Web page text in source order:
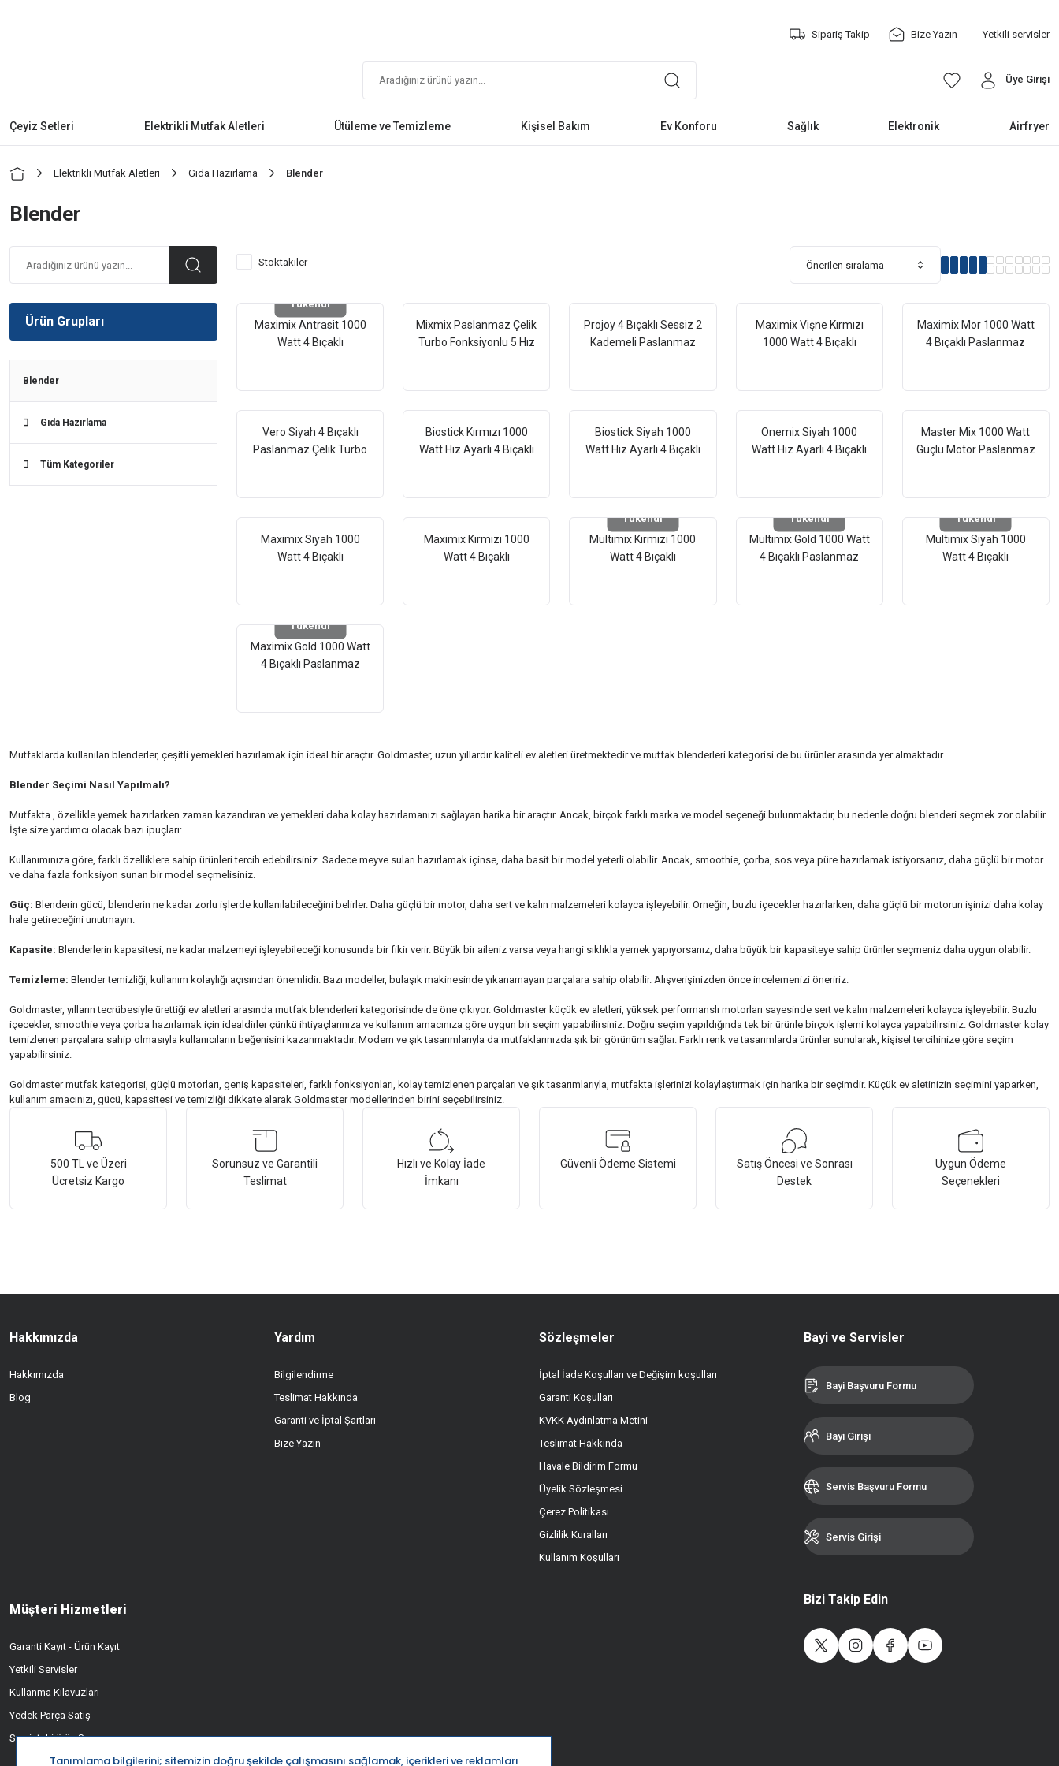
Sipariş Takip Bize Yazın Yetkili servisler
Üye Girişi
Çeyiz Setleri Elektrikli Mutfak Aletleri Ütüleme ve Temizleme Kişisel Bakım Ev Konforu Sağlık Elektronik Airfryer
Elektrikli Mutfak Aletleri Gıda Hazırlama Blender
Blender
Ürün Grupları
Blender
Gıda Hazırlama
Tüm Kategoriler
Stoktakiler
Tükendi
Maximix Antrasit 1000
Watt 4 Bıçaklı
Mixmix Paslanmaz Çelik
Turbo Fonksiyonlu 5 Hız
El Mikseri
Projoy 4 Bıçaklı Sessiz 2
Kademeli Paslanmaz
Maximix Vişne Kırmızı
1000 Watt 4 Bıçaklı
Maximix Mor 1000 Watt
4 Bıçaklı Paslanmaz
Vero Siyah 4 Bıçaklı
Paslanmaz Çelik Turbo
Biostick Kırmızı 1000
Watt Hız Ayarlı 4 Bıçaklı
Biostick Siyah 1000
Watt Hız Ayarlı 4 Bıçaklı
Onemix Siyah 1000
Watt Hız Ayarlı 4 Bıçaklı
Master Mix 1000 Watt
Güçlü Motor Paslanmaz
Maximix Siyah 1000
Watt 4 Bıçaklı
Maximix Kırmızı 1000
Watt 4 Bıçaklı
Tükendi
Multimix Kırmızı 1000
Watt 4 Bıçaklı
Tükendi
Multimix Gold 1000 Watt
4 Bıçaklı Paslanmaz
Tükendi
Multimix Siyah 1000
Watt 4 Bıçaklı
Tükendi
Maximix Gold 1000 Watt
4 Bıçaklı Paslanmaz
Mutfaklarda kullanılan blenderler, çeşitli yemekleri hazırlamak için ideal bir araçtır. Goldmaster, uzun yıllardır kaliteli ev aletleri üretmektedir ve mutfak blenderleri kategorisi de bu ürünler arasında yer almaktadır.
Blender Seçimi Nasıl Yapılmalı?
Mutfakta , özellikle yemek hazırlarken zaman kazandıran ve yemekleri daha kolay hazırlamanızı sağlayan harika bir araçtır. Ancak, birçok farklı marka ve model seçeneği bulunmaktadır, bu nedenle doğru blenderi seçmek zor olabilir.
İşte size yardımcı olacak bazı ipuçları:
Kullanımınıza göre, farklı özelliklere sahip ürünleri tercih edebilirsiniz. Sadece meyve suları hazırlamak içinse, daha basit bir model yeterli olabilir. Ancak, smoothie, çorba, sos veya püre hazırlamak istiyorsanız, daha güçlü bir motor
ve daha fazla fonksiyon sunan bir model seçmelisiniz.
Güç: Blenderin gücü, blenderin ne kadar zorlu işlerde kullanılabileceğini belirler. Daha güçlü bir motor, daha sert ve kalın malzemeleri kolayca işleyebilir. Örneğin, buzlu içecekler hazırlarken, daha güçlü bir motorun işinizi daha kolay
hale getireceğini unutmayın.
Kapasite: Blenderlerin kapasitesi, ne kadar malzemeyi işleyebileceği konusunda bir fikir verir. Büyük bir aileniz varsa veya hangi sıklıkla yemek yapıyorsanız, daha büyük bir kapasiteye sahip ürünler seçmeniz daha uygun olabilir.
Temizleme: Blender temizliği, kullanım kolaylığı açısından önemlidir. Bazı modeller, bulaşık makinesinde yıkanamayan parçalara sahip olabilir. Alışverişinizden önce incelemenizi öneririz.
Goldmaster, yılların tecrübesiyle ürettiği ev aletleri arasında mutfak blenderleri kategorisinde de öne çıkıyor. Goldmaster küçük ev aletleri, yüksek performanslı motorları sayesinde sert ve kalın malzemeleri kolayca işleyebilir. Buzlu
içecekler, smoothie veya çorba hazırlamak için idealdirler çünkü ihtiyaçlarınıza ve kullanım amacınıza göre uygun bir seçim yapabilirsiniz. Doğru seçim yapıldığında tek bir ürünle birçok işlemi kolayca yapabilirsiniz. Goldmaster kolay
temizlenen parçalara sahip olmasıyla kullanıcıların beğenisini kazanmaktadır. Modern ve şık tasarımlarıyla da mutfaklarınızda şık bir görünüm sağlar. Farklı renk ve tasarımlarda ürünler sunularak, kişisel tercihinize göre seçim
yapabilirsiniz.
Goldmaster mutfak kategorisi, güçlü motorları, geniş kapasiteleri, farklı fonksiyonları, kolay temizlenen parçaları ve şık tasarımlarıyla, mutfakta işlerinizi kolaylaştırmak için harika bir seçimdir. Küçük ev aletinizin seçimini yaparken,
kullanım amacınızı, gücü, kapasitesi ve temizliği dikkate alarak Goldmaster modellerinden birini seçebilirsiniz.
500 TL ve Üzeri
Ücretsiz Kargo
Sorunsuz ve Garantili
Teslimat
Hızlı ve Kolay İade
İmkanı
Güvenli Ödeme Sistemi
Satış Öncesi ve Sonrası
Destek
Uygun Ödeme
Seçenekleri
Hakkımızda
Hakkımızda
Blog
Yardım
Bilgilendirme
Teslimat Hakkında
Garanti ve İptal Şartları
Bize Yazın
Sözleşmeler
İptal İade Koşulları ve Değişim koşulları
Garanti Koşulları
KVKK Aydınlatma Metini
Teslimat Hakkında
Havale Bildirim Formu
Üyelik Sözleşmesi
Çerez Politikası
Gizlilik Kuralları
Kullanım Koşulları
Müşteri Hizmetleri
Garanti Kayıt - Ürün Kayıt
Yetkili Servisler
Kullanma Kılavuzları
Yedek Parça Satış
Servisteki ürün Sorgusu
Bayi ve Servisler
Bayi Başvuru Formu
Bayi Girişi
Servis Başvuru Formu
Servis Girişi
Bizi Takip Edin